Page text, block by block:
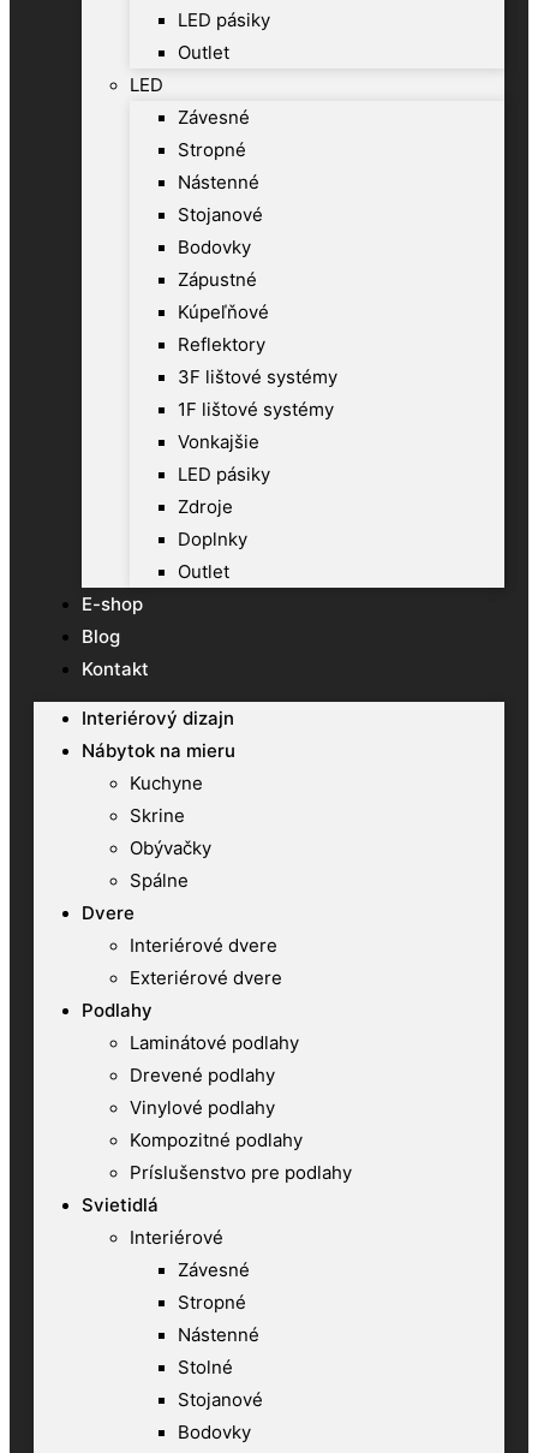
LED pásiky
Outlet
LED
Závesné
Stropné
Nástenné
Stojanové
Bodovky
Zápustné
Kúpeľňové
Reflektory
3F lištové systémy
1F lištové systémy
Vonkajšie
LED pásiky
Zdroje
Doplnky
Outlet
E-shop
Blog
Kontakt
Interiérový dizajn
Nábytok na mieru
Kuchyne
Skrine
Obývačky
Spálne
Dvere
Interiérové dvere
Exteriérové dvere
Podlahy
Laminátové podlahy
Drevené podlahy
Vinylové podlahy
Kompozitné podlahy
Príslušenstvo pre podlahy
Svietidlá
Interiérové
Závesné
Stropné
Nástenné
Stolné
Stojanové
Bodovky